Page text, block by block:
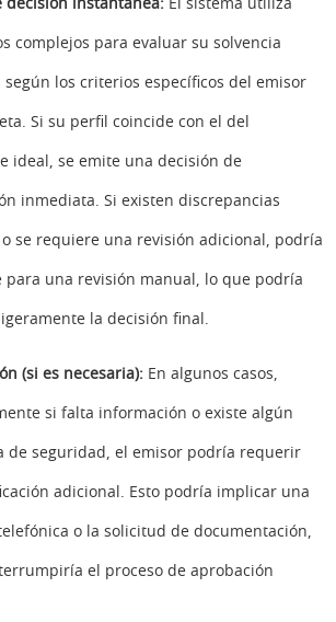
decisión instantánea: El sistema utiliza
complejos para evaluar su solvencia
los criterios específicos del emisor
Si su perfil coincide con el del
ideal, se emite una decisión de
inmediata. Si existen discrepancias
o se requiere una revisión adicional, podría
para una revisión manual, lo que podría
la decisión final.
(si es necesaria): En algunos casos,
si falta información o existe algún
de seguridad, el emisor podría requerir
adicional. Esto podría implicar una
o la solicitud de documentación,
el proceso de aprobación